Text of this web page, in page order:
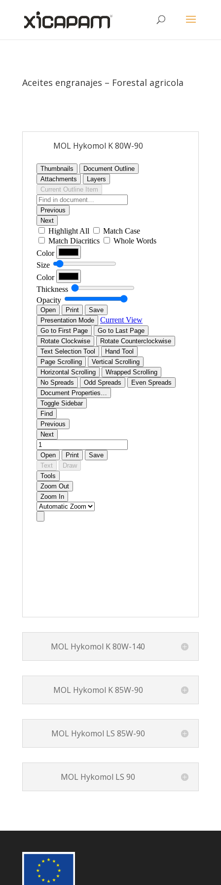
Aceites engranajes – Forestal agricola
MOL Hykomol K 80W-90
MOL Hykomol K 80W-140
MOL Hykomol K 85W-90
MOL Hykomol LS 85W-90
MOL Hykomol LS 90